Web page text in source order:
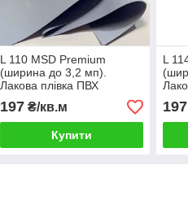
L 110 MSD Premium
(ширина до 3,2 мп).
Лакова плівка ПВХ
197₴/кв.м
Купити
L
197